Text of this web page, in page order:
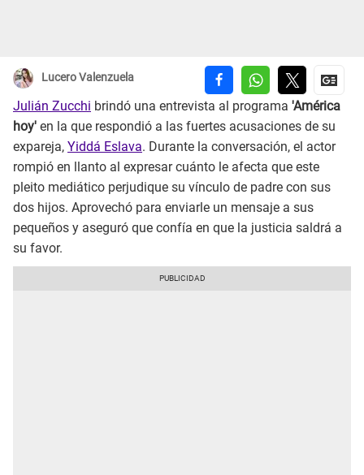
Lucero Valenzuela
Julián Zucchi brindó una entrevista al programa 'América
hoy' en la que respondió a las fuertes acusaciones de su
expareja, Yiddá Eslava. Durante la conversación, el actor
rompió en llanto al expresar cuánto le afecta que este
pleito mediático perjudique su vínculo de padre con sus
dos hijos. Aprovechó para enviarle un mensaje a sus
pequeños y aseguró que confía en que la justicia saldrá a
su favor.